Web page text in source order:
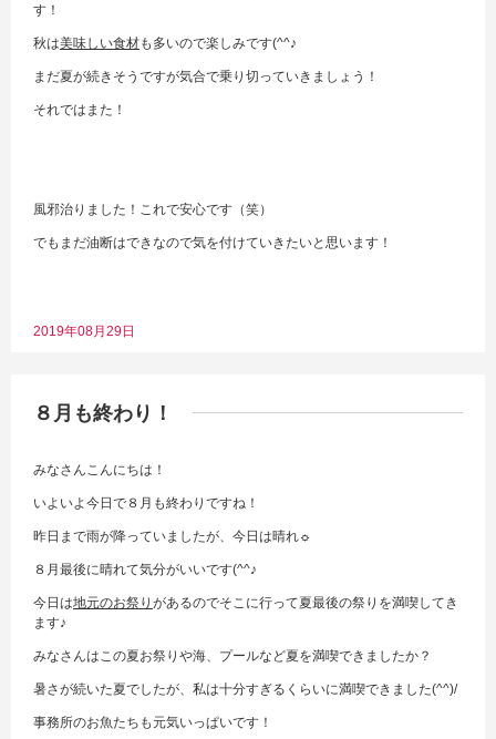
す！
秋は美味しい食材も多いので楽しみです(^^♪
まだ夏が続きそうですが気合で乗り切っていきましょう！
それではまた！
風邪治りました！これで安心です（笑）
でもまだ油断はできなので気を付けていきたいと思います！
2019年08月29日
８月も終わり！
みなさんこんにちは！
いよいよ今日で８月も終わりですね！
昨日まで雨が降っていましたが、今日は晴れ☼
８月最後に晴れて気分がいいです(^^♪
今日は地元のお祭り があるのでそこに行って夏最後の祭りを満喫してき
ます♪
みなさんはこの夏お祭りや海、プールなど夏を満喫できましたか？
暑さが続いた夏でしたが、私は十分すぎるくらいに満喫できました(^^)/
事務所のお魚たちも元気いっぱいです！